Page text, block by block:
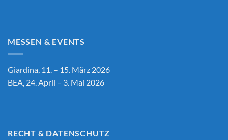
MESSEN & EVENTS
Giardina, 11. – 15. März 2026
BEA, 24. April – 3. Mai 2026
RECHT & DATENSCHUTZ